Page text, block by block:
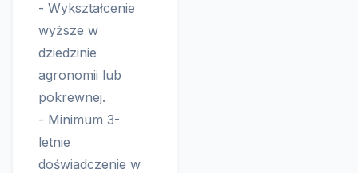
- Wykształcenie
wyższe w
dziedzinie
agronomii lub
pokrewnej.
- Minimum 3-
letnie
doświadczenie w